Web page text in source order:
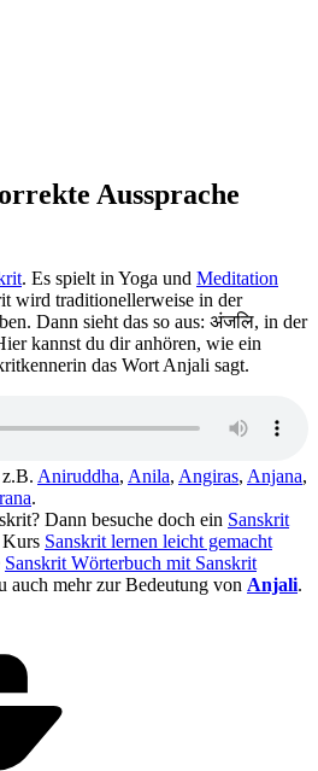
Aussprache
. Es spielt in Yoga und Meditation
wird traditionellerweise in der
Dann sieht das so aus: अंजलि, in der
kannst du dir anhören, wie ein
das Wort Anjali sagt.
Aniruddha, Anila, Angiras, Anjana,
.
Dann besuche doch ein Sanskrit
Kurs Sanskrit lernen leicht gemacht
Sanskrit Wörterbuch mit Sanskrit
auch mehr zur Bedeutung von Anjali.